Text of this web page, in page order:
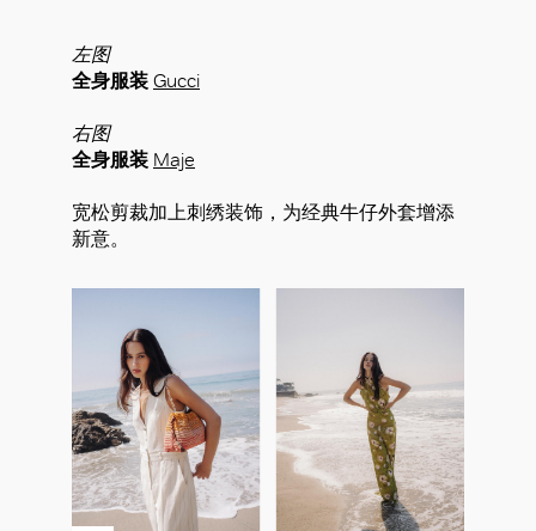
左图
全身服装 Gucci
右图
全身服装 Maje
宽松剪裁加上刺绣装饰，为经典牛仔外套增添
新意。